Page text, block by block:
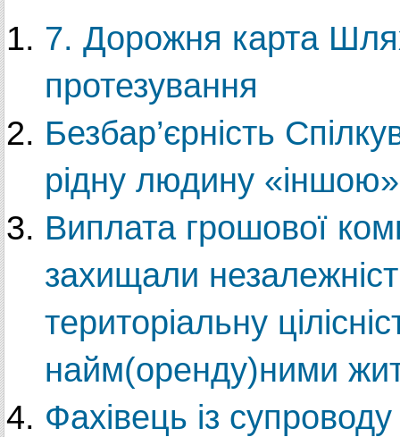
7. Дорожня карта
протезування
Безбар’єрність
рідну людину «іншою»
Виплата грошової
захищали
територіальну
найм(оренду)ними
Фахівець із супроводу